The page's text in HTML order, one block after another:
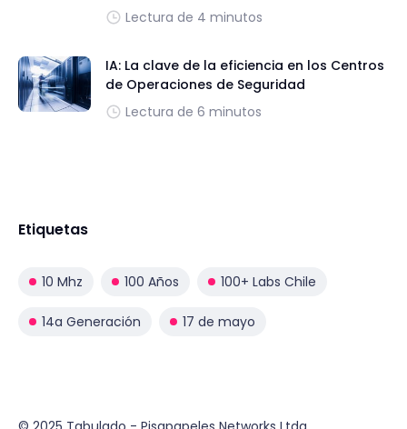
Lectura de 4 minutos
IA: La clave de la eficiencia en los Centros
de Operaciones de Seguridad
Lectura de 6 minutos
Etiquetas
10 Mhz 100 Años 100+ Labs Chile
14a Generación 17 de mayo